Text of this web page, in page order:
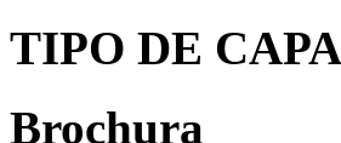
TIPO DE CAPA
Brochura